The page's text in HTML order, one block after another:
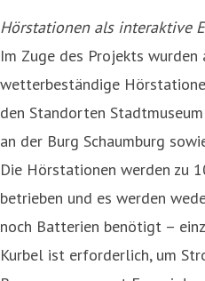
Hörstationen als interaktive
Im Zuge des Projekts wurden
wetterbeständige
den Standorten
an der Burg Schaumburg
Die Hörstationen werden zu
betrieben und es werden
noch Batterien benötigt –
Kurbel ist erforderlich, um